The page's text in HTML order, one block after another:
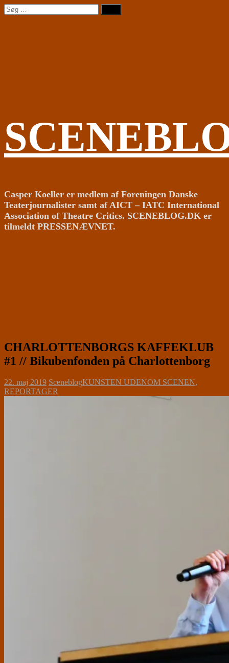
Videre
til
Søg
efter:
Casper Koeller er medlem af Foreningen Danske
Teaterjournalister samt af AICT – IATC International
Association of Theatre Critics. SCENEBLOG.DK er
tilmeldt PRESSENÆVNET.
CHARLOTTENBORGS KAFFEKLUB
#1 // Bikubenfonden på Charlottenborg
22. maj 2019 SceneblogKUNSTEN UDENOM SCENEN,
REPORTAGER